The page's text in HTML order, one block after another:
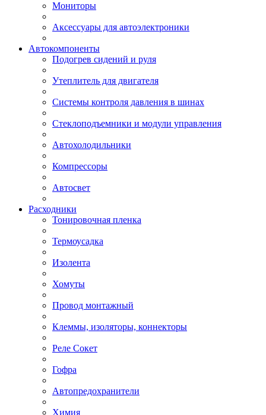
Мониторы
Аксессуары для автоэлектроники
Автокомпоненты
Подогрев сидений и руля
Утеплитель для двигателя
Системы контроля давления в шинах
Стеклоподъемники и модули управления
Автохолодильники
Компрессоры
Автосвет
Расходники
Тонировочная пленка
Термоусадка
Изолента
Хомуты
Провод монтажный
Клеммы, изоляторы, коннекторы
Реле Сокет
Гофра
Автопредохранители
Химия